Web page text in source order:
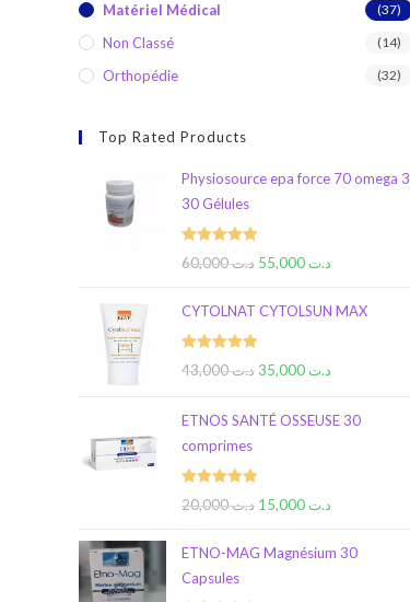
Matériel Médical (37)
Non Classé (14)
Orthopédie (32)
Top Rated Products
Physiosource epa force 70 omega 3
30 Gélules
Rated 5.00د.ت60,000 د.ت
CYTOLNAT CYTOLSUN MAX
Rated5.00د.ت43,000 د.ت
ETNOS SANTÉ OSSEUSE 30
comprimes
Rated5.00د.ت20,000 د.ت
ETNO-MAG Magnésium 30
Capsules